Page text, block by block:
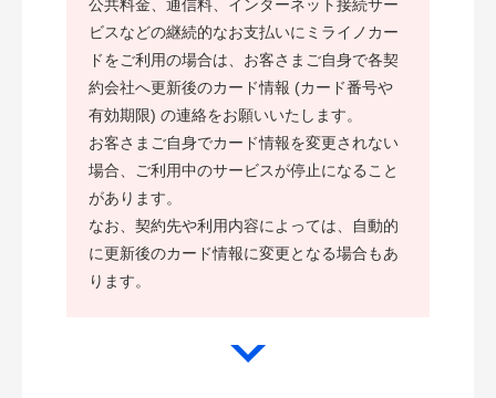
公共料金、通信料、インターネット接続サー
ビスなどの継続的なお支払いにミライノカー
ドをご利用の場合は、お客さまご自身で各契
約会社へ更新後のカード情報 (カード番号や
有効期限) の連絡をお願いいたします。
お客さまご自身でカード情報を変更されない
場合、ご利用中のサービスが停止になること
があります。
なお、契約先や利用内容によっては、自動的
に更新後のカード情報に変更となる場合もあ
ります。